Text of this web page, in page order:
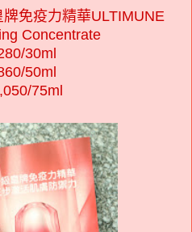
免疫力精華ULTIMUNE
Concentrate
30ml
50ml
75ml